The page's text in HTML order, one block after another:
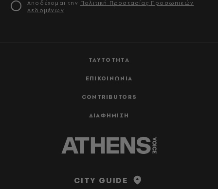
ΤΑΥΤΟΤΗΤΑ
ΕΠΙΚΟΙΝΩΝΙΑ
CONTRIBUTORS
ΔΙΑΦΗΜΙΣΗ
Αποδέχομαι την Πολιτική Προστασίας Προσωπικών
Δεδομένων
CITY GUIDE